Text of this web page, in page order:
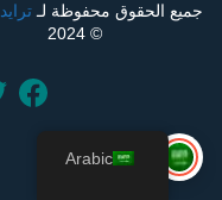
جميع الحقوق محفوظة لـ
© 2024
Arabic